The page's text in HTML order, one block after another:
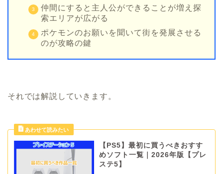
仲間にすると主人公ができることが増え探
索エリアが広がる
ポケモンのお願いを聞いて街を発展させる
のが攻略の鍵
それでは解説していきます。
【PS5】最初に買うべきおすす
めソフト一覧｜2026年版【プレ
ステ5】